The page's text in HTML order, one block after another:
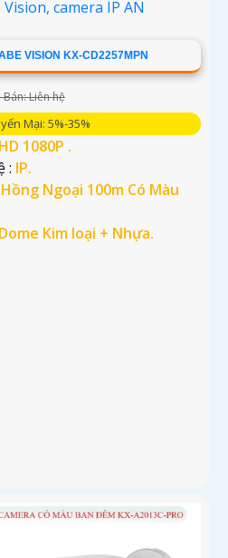
VISION KX-CD2257MPN
Bán: Liên hệ
Mại: 5%-35%
1080P .
: IP.
Hồng Ngoại 100m Có Màu
Dome Kim loại + Nhựa.